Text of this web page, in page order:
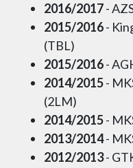
2016/2017-
2015/2016-
(TBL)
2015/2016-
2014/2015-
(2LM)
2014/2015-
2013/2014-
2012/2013-